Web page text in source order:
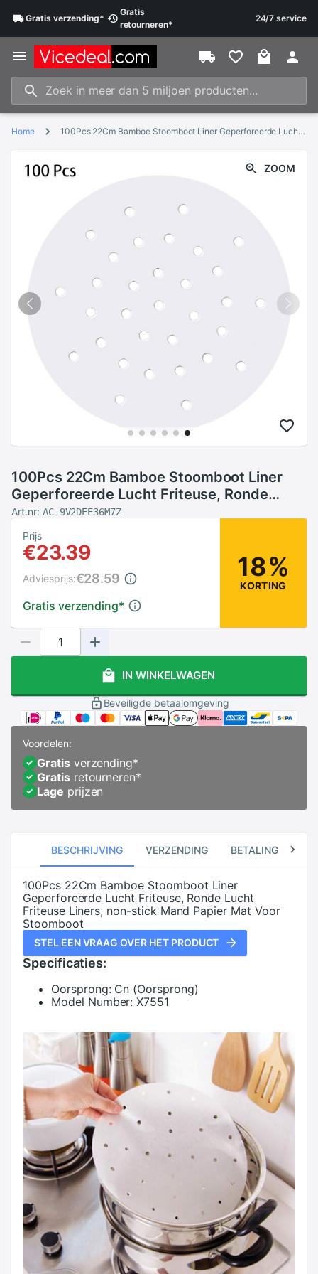
Gratisverzending*
Gratis
retourneren*
24/7 service
Home 100Pcs 22Cm Bamboe Stoomboot Liner Geperforeerde Lucht Friteuse, Ronde Lucht Friteuse Liners, non-stick Mand Papier Mat Voor Stoomboot
ZOOM
100Pcs 22Cm Bamboe Stoomboot Liner
Geperforeerde Lucht Friteuse, Ronde
Lucht Friteuse Liners, non-stick Mand
Papier Mat Voor Stoomboot
Art.nr: AC-9V2DEE36M7Z
Prijs
€23.39
Gratis verzending*
Adviesprijs:€28.59 18%
KORTING
IN WINKELWAGEN
Beveiligde betaalomgeving
Voordelen:
Gratisverzending*
Gratisretourneren*
Lage prijzen
BESCHRIJVING VERZENDING BETALING
100Pcs 22Cm Bamboe Stoomboot Liner
Geperforeerde Lucht Friteuse, Ronde Lucht
Friteuse Liners, non-stick Mand Papier Mat Voor
Stoomboot
STEL EEN VRAAG OVER HET PRODUCT
Specificaties:
Oorsprong: Cn (Oorsprong)
Model Number: X7551